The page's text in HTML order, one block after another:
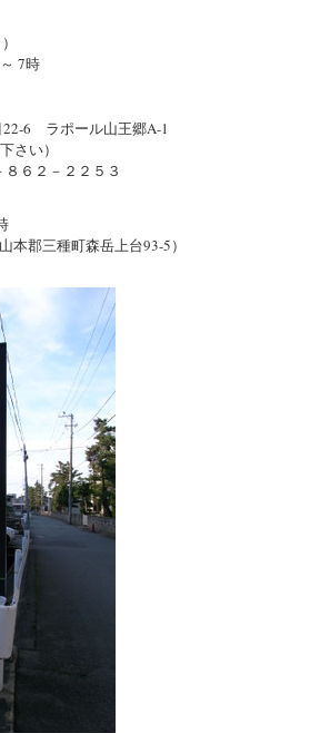
7時
6 ラポール山王郷A-1
い）
－２２５３
郡三種町森岳上台93-5）